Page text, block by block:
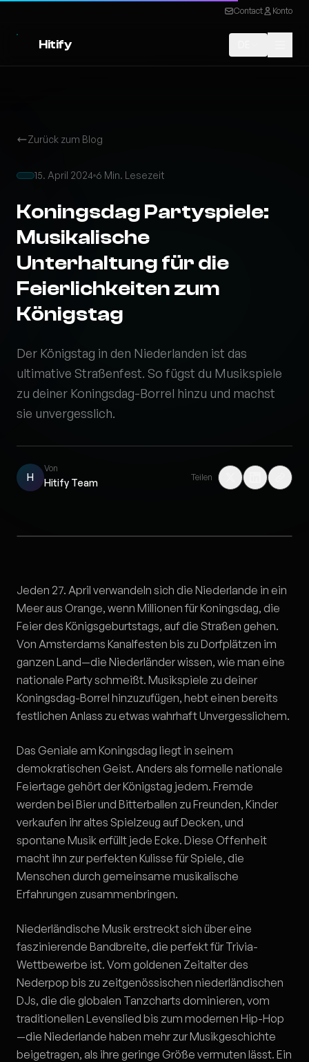
Contact Konto
Hitify
Zurück zum Blog
15. April 2024 6 Min. Lesezeit
Koningsdag Partyspiele:
Musikalische
Unterhaltung für die
Feierlichkeiten zum
Königstag
Der Königstag in den Niederlanden ist das
ultimative Straßenfest. So fügst du Musikspiele
zu deiner Koningsdag-Borrel hinzu und machst
sie unvergesslich.
H
Von
Hitify Team Teilen
Jeden 27. April verwandeln sich die Niederlande in ein
Meer aus Orange, wenn Millionen für Koningsdag, die
Feier des Königsgeburtstags, auf die Straßen gehen.
Von Amsterdams Kanalfesten bis zu Dorfplätzen im
ganzen Land—die Niederländer wissen, wie man eine
nationale Party schmeißt. Musikspiele zu deiner
Koningsdag-Borrel hinzuzufügen, hebt einen bereits
festlichen Anlass zu etwas wahrhaft Unvergesslichem.
Das Geniale am Koningsdag liegt in seinem
demokratischen Geist. Anders als formelle nationale
Feiertage gehört der Königstag jedem. Fremde
werden bei Bier und Bitterballen zu Freunden, Kinder
verkaufen ihr altes Spielzeug auf Decken, und
spontane Musik erfüllt jede Ecke. Diese Offenheit
macht ihn zur perfekten Kulisse für Spiele, die
Menschen durch gemeinsame musikalische
Erfahrungen zusammenbringen.
Niederländische Musik erstreckt sich über eine
faszinierende Bandbreite, die perfekt für Trivia-
Wettbewerbe ist. Vom goldenen Zeitalter des
Nederpop bis zu zeitgenössischen niederländischen
DJs, die die globalen Tanzcharts dominieren, vom
traditionellen Levenslied bis zum modernen Hip-Hop
—die Niederlande haben mehr zur Musikgeschichte
beigetragen, als ihre geringe Größe vermuten lässt. Ein